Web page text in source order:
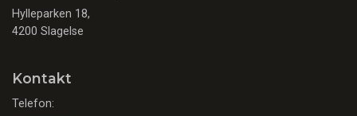
Hylleparken 18,
4200 Slagelse
Kontakt
Telefon: